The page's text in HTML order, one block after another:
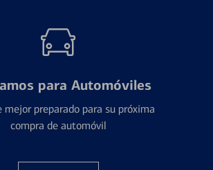
para Automóviles
mejor preparado para su próxima
compra de automóvil